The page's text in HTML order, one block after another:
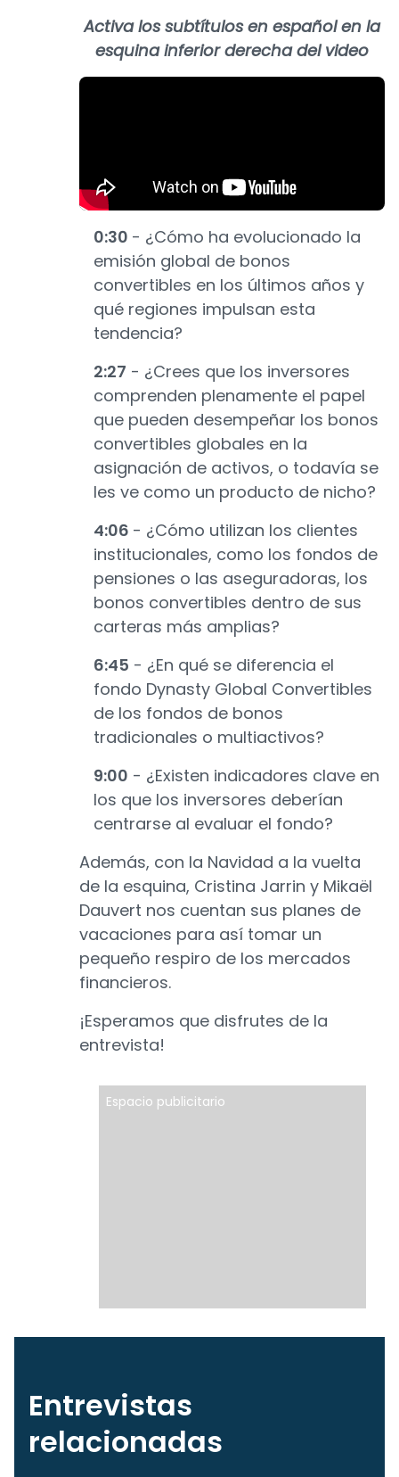
Activa los subtítulos en español en la
esquina inferior derecha del video
0:30 - ¿Cómo ha evolucionado la
emisión global de bonos
convertibles en los últimos años y
qué regiones impulsan esta
tendencia?
2:27 - ¿Crees que los inversores
comprenden plenamente el papel
que pueden desempeñar los bonos
convertibles globales en la
asignación de activos, o todavía se
les ve como un producto de nicho?
4:06 - ¿Cómo utilizan los clientes
institucionales, como los fondos de
pensiones o las aseguradoras, los
bonos convertibles dentro de sus
carteras más amplias?
6:45 - ¿En qué se diferencia el
fondo Dynasty Global Convertibles
de los fondos de bonos
tradicionales o multiactivos?
9:00 - ¿Existen indicadores clave en
los que los inversores deberían
centrarse al evaluar el fondo?
Además, con la Navidad a la vuelta
de la esquina, Cristina Jarrin y Mikaël
Dauvert nos cuentan sus planes de
vacaciones para así tomar un
pequeño respiro de los mercados
financieros.
¡Esperamos que disfrutes de la
entrevista!
Espacio publicitario
Entrevistas
relacionadas